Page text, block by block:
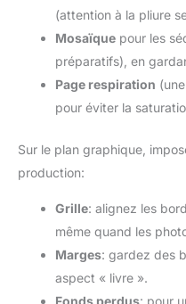
(attention à la pliure
Mosaïque pour les
préparatifs), en
Page respiration
pour éviter la
Sur le plan graphique,
production:
Grille: alignez les
même quand les
Marges: gardez des
aspect « livre ».
Fonds perdus: pour